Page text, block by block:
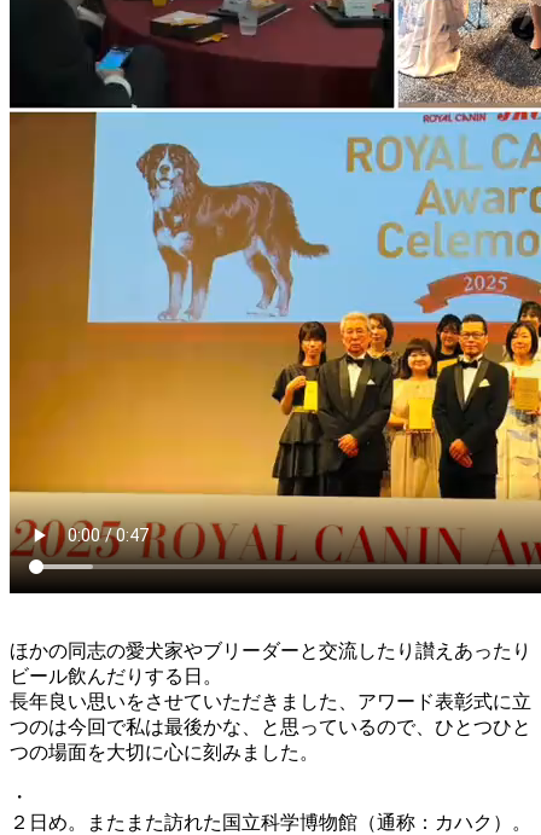
ほかの同志の愛犬家やブリーダーと交流したり讃えあったり
ビール飲んだりする日。
長年良い思いをさせていただきました、アワード表彰式に立
つのは今回で私は最後かな、と思っているので、ひとつひと
つの場面を大切に心に刻みました。
・
２日め。またまた訪れた国立科学博物館（通称：カハク）。